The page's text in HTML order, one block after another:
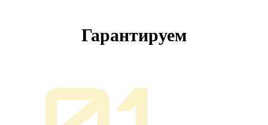
Гарантируем